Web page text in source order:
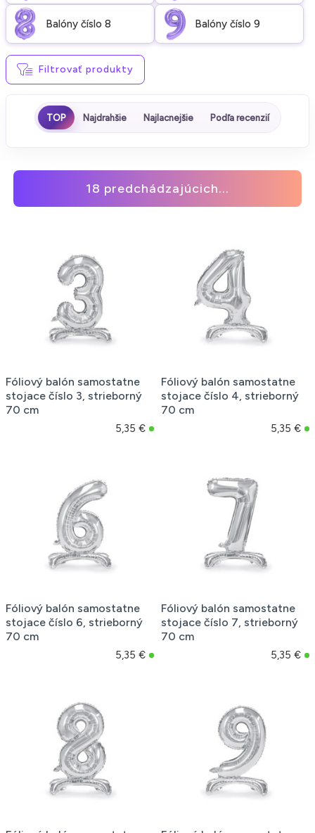
Balóny číslo 8 Balóny číslo 9
Filtrovať produkty
TOP Najdrahšie Najlacnejšie Podľa recenzií
18 predchádzajúcich...
Fóliový balón samostatne
stojace číslo 3, strieborný
70 cm
5,35 €
Fóliový balón samostatne
stojace číslo 4, strieborný
70 cm
5,35 €
Fóliový balón samostatne
stojace číslo 6, strieborný
70 cm
5,35 €
Fóliový balón samostatne
stojace číslo 7, strieborný
70 cm
5,35 €